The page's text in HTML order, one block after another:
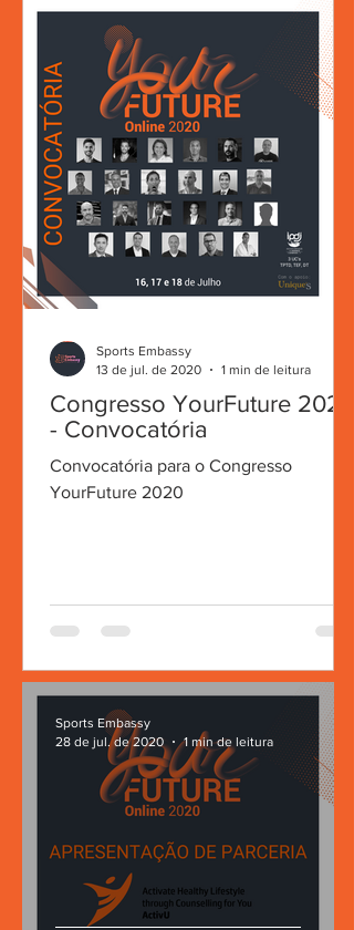
Congresso YourFuture 2020
- Convocatória
Convocatória para o Congresso
YourFuture 2020
Sports Embassy
13 de jul. de 2020
1 min de leitura
Sports Embassy
28 de jul. de 2020
1 min de leitura